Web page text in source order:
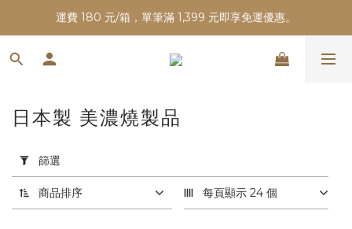
運費 180 元/箱，單筆滿 1,399 元即享免運優惠。
用
選
日本製 美濃燒製品
篩選
商品排序 每頁顯示 24 個